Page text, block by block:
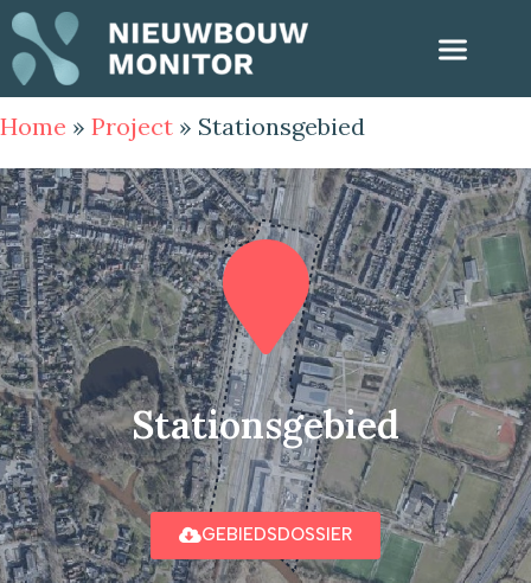
Home » Project » Stationsgebied
Stationsgebied
GEBIEDSDOSSIER